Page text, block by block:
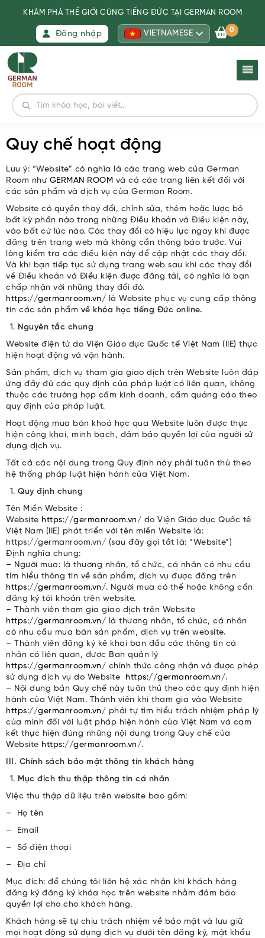
KHÁM PHÁ THẾ GIỚI CÙNG TIẾNG ĐỨC TẠI GERMAN ROOM
Đăng nhập VIETNAMESE 0
Quy chế hoạt động
Lưu ý: “Website” có nghĩa là các trang web của German
Room như GERMAN ROOM và cả các trang liên kết đối với
các sản phẩm và dịch vụ của German Room.
Website có quyền thay đổi, chỉnh sửa, thêm hoặc lược bỏ
bất kỳ phần nào trong những Điều khoản và Điều kiện này,
vào bất cứ lúc nào. Các thay đổi có hiệu lực ngay khi được
đăng trên trang web mà không cần thông báo trước. Vui
lòng kiểm tra các điều kiện này để cập nhật các thay đổi.
Và khi bạn tiếp tục sử dụng trang web sau khi các thay đổi
về Điều khoản và Điều kiện được đăng tải, có nghĩa là bạn
chấp nhận với những thay đổi đó.
https://germanroom.vn/ là Website phục vụ cung cấp thông
tin các sản phẩm về khóa học tiếng Đức online.
Nguyên tắc chung
Website điện tử do Viện Giáo dục Quốc tế Việt Nam (IIE) thực
hiện hoạt động và vận hành.
Sản phẩm, dịch vụ tham gia giao dịch trên Website luôn đáp
ứng đầy đủ các quy định của pháp luật có liên quan, không
thuộc các trường hợp cấm kinh doanh, cấm quảng cáo theo
quy định của pháp luật.
Hoạt động mua bán khoá học qua Website luôn được thực
hiện công khai, minh bạch, đảm bảo quyền lợi của người sử
dụng dịch vụ.
Tất cả các nội dung trong Quy định này phải tuân thủ theo
hệ thống pháp luật hiện hành của Việt Nam.
Quy định chung
Tên Miền Website :
Website https://germanroom.vn/ do Viện Giáo dục Quốc tế
Việt Nam (IIE) phát triển với tên miền Website là:
https://germanroom.vn/ (sau đây gọi tắt là: “Website”)
Định nghĩa chung:
– Người mua: là thương nhân, tổ chức, cá nhân có nhu cầu
tìm hiểu thông tin về sản phẩm, dịch vụ được đăng trên
https://germanroom.vn/. Người mua có thể hoặc không cần
đăng ký tài khoản trên website.
– Thành viên tham gia giao dịch trên Website
https://germanroom.vn/ là thương nhân, tổ chức, cá nhân
có nhu cầu mua bán sản phẩm, dịch vụ trên website.
– Thành viên đăng ký kê khai ban đầu các thông tin cá
nhân có liên quan, được Ban quản lý
https://germanroom.vn/ chính thức công nhận và được phép
sử dụng dịch vụ do Website https://germanroom.vn/.
– Nội dung bản Quy chế này tuân thủ theo các quy định hiện
hành của Việt Nam. Thành viên khi tham gia vào Website
https://germanroom.vn/ phải tự tìm hiểu trách nhiệm pháp lý
của mình đối với luật pháp hiện hành của Việt Nam và cam
kết thực hiện đúng những nội dung trong Quy chế của
Website https://germanroom.vn/.
III. Chính sách bảo mật thông tin khách hàng
Mục đích thu thập thông tin cá nhân
Việc thu thập dữ liệu trên website bao gồm:
– Họ tên
– Email
– Số điện thoại
– Địa chỉ
Mục đích: để chúng tôi liên hệ xác nhận khi khách hàng
đăng ký đăng ký khóa học trên website nhằm đảm bảo
quyền lợi cho cho khách hàng.
Khách hàng sẽ tự chịu trách nhiệm về bảo mật và lưu giữ
mọi hoạt động sử dụng dịch vụ dưới tên đăng ký, mật khẩu